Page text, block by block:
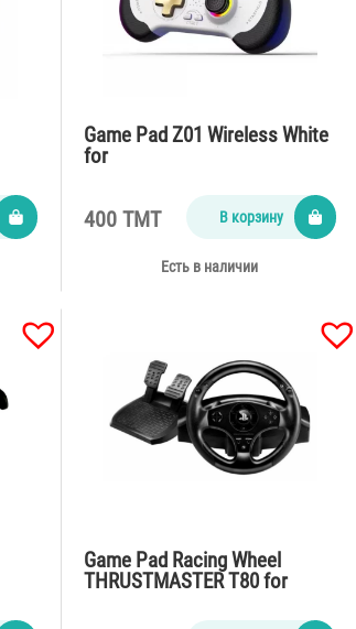
Game Pad Z01 Wireless White
for
400 TMT В корзину
Есть в наличии
Game Pad Racing Wheel
THRUSTMASTER T80 for